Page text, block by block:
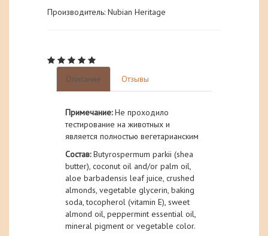
Производитель: Nubian Heritage
Описание Отзывы
Примечание:Не проходило
тестирование на животных и
является полностью вегетарианским
Состав:Butyrospermum parkii (shea
butter), coconut oil and/or palm oil,
aloe barbadensis leaf juice, crushed
almonds, vegetable glycerin, baking
soda, tocopherol (vitamin E), sweet
almond oil, peppermint essential oil,
mineral pigment or vegetable color.